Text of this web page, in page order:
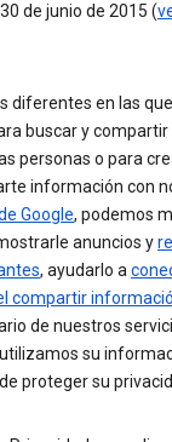
de junio de 2015 (
diferentes en las
buscar y
personas o para
información con
Google, podemos
anuncios y
, ayudarlo a
compartir
de nuestros
su
proteger su